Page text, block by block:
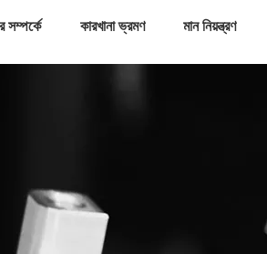
সম্পর্কে কারখানা ভ্রমণ মান নিয়ন্ত্রণ